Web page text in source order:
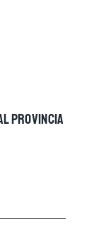
PROVINCIA